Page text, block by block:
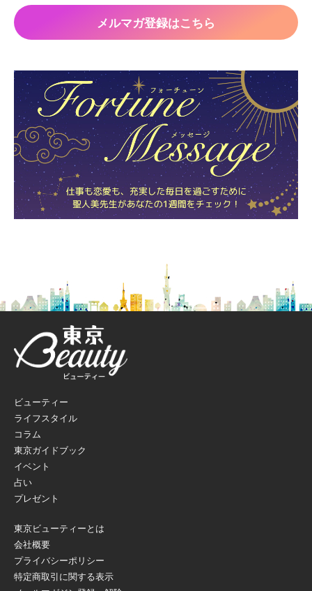
メルマガ登録はこちら
ビューティー
ライフスタイル
コラム
東京ガイドブック
イベント
占い
プレゼント
東京ビューティーとは
会社概要
プライバシーポリシー
特定商取引に関する表示